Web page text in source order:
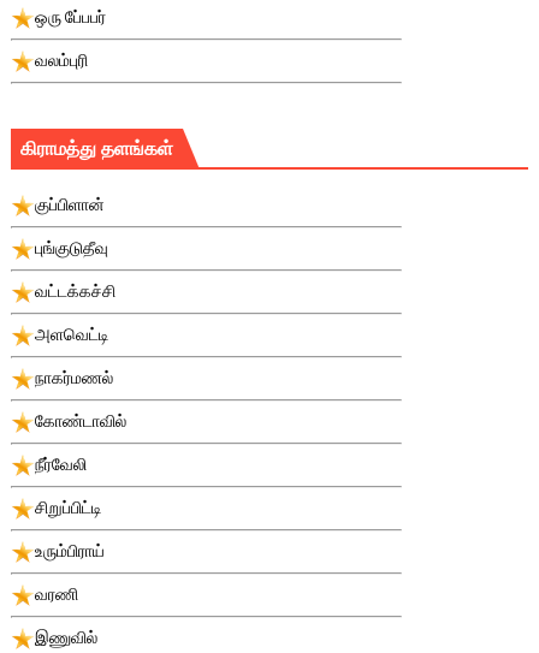
ஒரு பே்பபர்
வலம்புரி
கிராமத்து தளங்கள்
குப்பிளான்
புங்குடுதீவு
வட்டக்கச்சி
அளவெட்டி
நாகர்மணல்
கோண்டாவில்
நீர்வேலி
சிறுப்பிட்டி
உரும்பிராய்
வரணி
இணுவில்